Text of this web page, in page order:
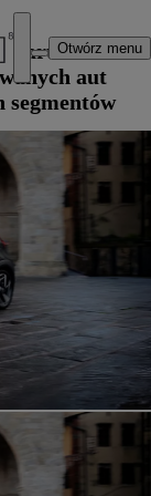
Otwórz menu
aut
segmentów